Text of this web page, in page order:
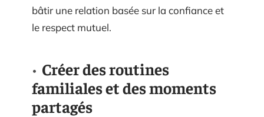
bâtir une relation basée sur la confiance et
le respect mutuel.
Créer des routines
familiales et des moments
partagés